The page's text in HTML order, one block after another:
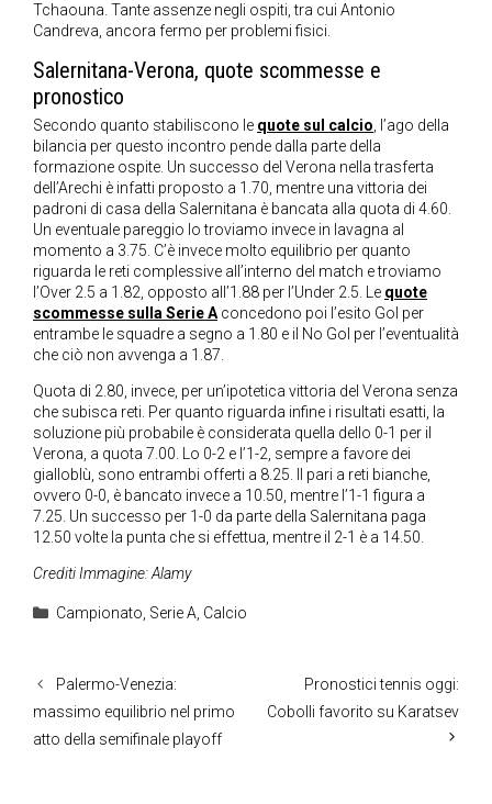
Tchaouna. Tante assenze negli ospiti, tra cui Antonio
Candreva, ancora fermo per problemi fisici.
Salernitana-Verona, quote scommesse e
pronostico
Secondo quanto stabiliscono le quote sul calcio, l’ago della
bilancia per questo incontro pende dalla parte della
formazione ospite. Un successo del Verona nella trasferta
dell’Arechi è infatti proposto a 1.70, mentre una vittoria dei
padroni di casa della Salernitana è bancata alla quota di 4.60.
Un eventuale pareggio lo troviamo invece in lavagna al
momento a 3.75. C’è invece molto equilibrio per quanto
riguarda le reti complessive all’interno del match e troviamo
l’Over 2.5 a 1.82, opposto all’1.88 per l’Under 2.5. Le quote
scommesse sulla Serie Aconcedono poi l’esito Gol per
entrambe le squadre a segno a 1.80 e il No Gol per l’eventualità
che ciò non avvenga a 1.87.
Quota di 2.80, invece, per un’ipotetica vittoria del Verona senza
che subisca reti. Per quanto riguarda infine i risultati esatti, la
soluzione più probabile è considerata quella dello 0-1 per il
Verona, a quota 7.00. Lo 0-2 e l’1-2, sempre a favore dei
gialloblù, sono entrambi offerti a 8.25. Il pari a reti bianche,
ovvero 0-0, è bancato invece a 10.50, mentre l’1-1 figura a
7.25. Un successo per 1-0 da parte della Salernitana paga
12.50 volte la punta che si effettua, mentre il 2-1 è a 14.50.
Crediti Immagine: Alamy
Categorie
Campionato, Serie A, Calcio
Palermo-Venezia:
massimo equilibrio nel primo
atto della semifinale playoff
Pronostici tennis oggi:
Cobolli favorito su Karatsev